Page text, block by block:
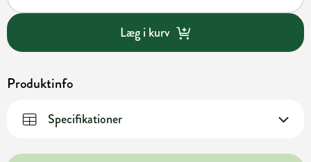
Læg i kurv
Produktinfo
Specifikationer